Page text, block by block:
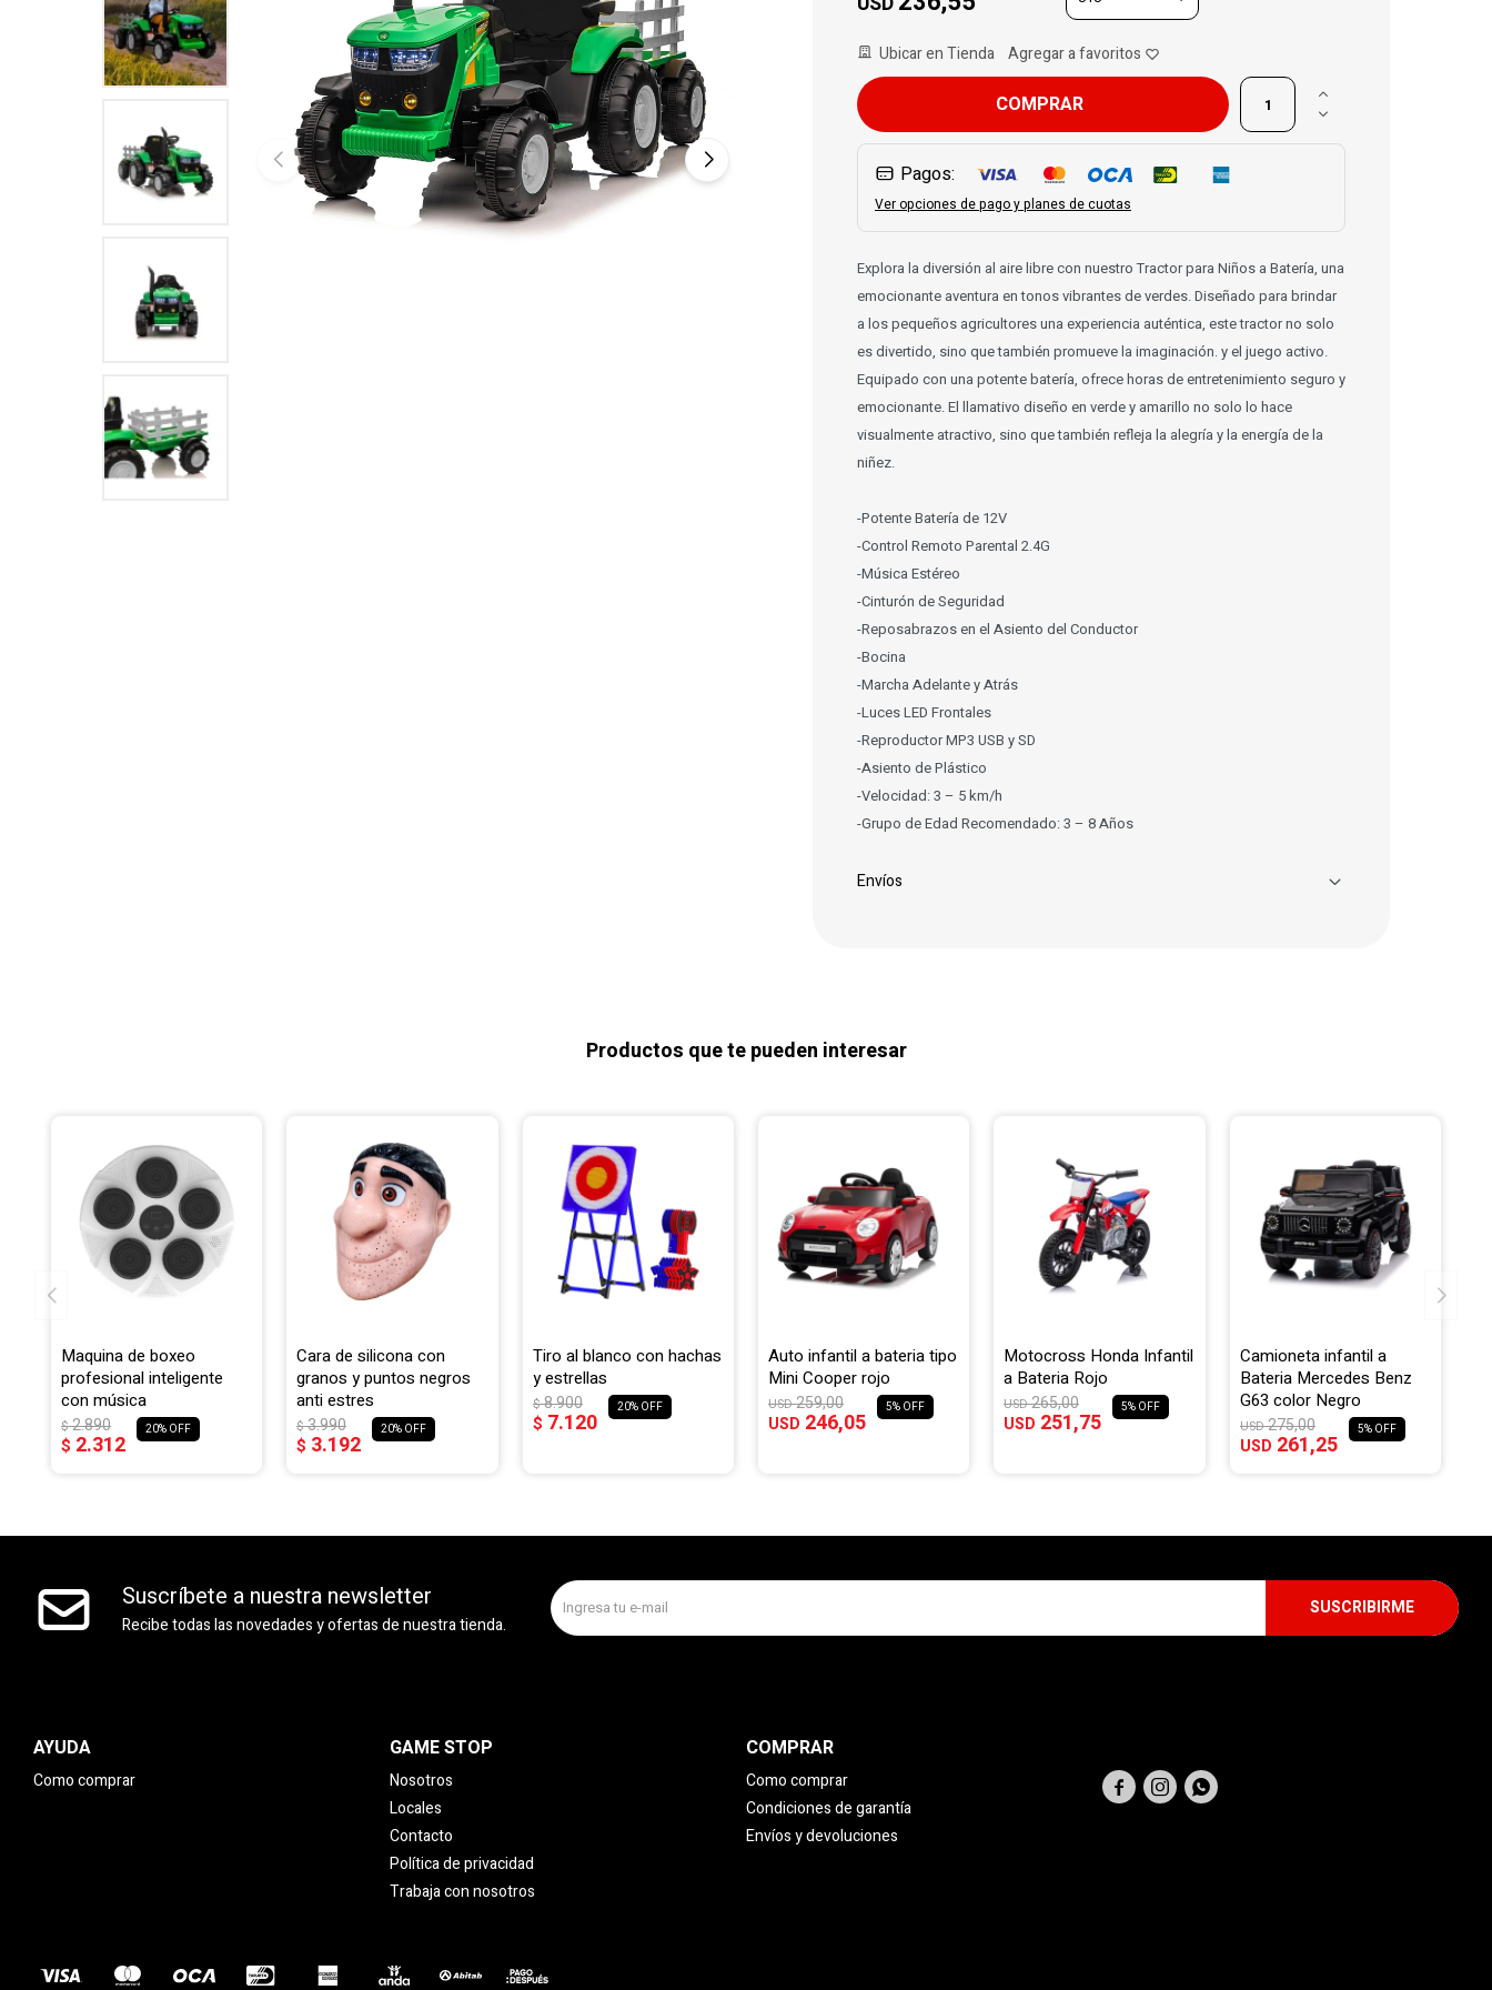
Ubicar en Tienda
COMPRAR


Pagos:
Ver opciones de pago y planes de cuotas
Explora la diversión al aire libre con nuestro Tractor para Niños a Batería, una
emocionante aventura en tonos vibrantes de verdes. Diseñado para brindar
a los pequeños agricultores una experiencia auténtica, este tractor no solo
es divertido, sino que también promueve la imaginación. y el juego activo.
Equipado con una potente batería, ofrece horas de entretenimiento seguro y
emocionante. El llamativo diseño en verde y amarillo no solo lo hace
visualmente atractivo, sino que también refleja la alegría y la energía de la
niñez.
-Potente Batería de 12V
-Control Remoto Parental 2.4G
-Música Estéreo
-Cinturón de Seguridad
-Reposabrazos en el Asiento del Conductor
-Bocina
-Marcha Adelante y Atrás
-Luces LED Frontales
-Reproductor MP3 USB y SD
-Asiento de Plástico
-Velocidad: 3 – 5 km/h
-Grupo de Edad Recomendado: 3 – 8 Años
Envíos
Productos que te pueden interesar
Maquina de boxeo
profesional inteligente
con música
$ 2.312
$2.890 20
Cara de silicona con
granos y puntos negros
anti estres
$ 3.192
$3.990 20
Tiro al blanco con hachas
y estrellas
$ 7.120
$8.900 20
Auto infantil a bateria tipo
Mini Cooper rojo
USD 246,05
USD259,00 5
Motocross Honda Infantil
a Bateria Rojo
USD 251,75
USD265,00 5
Camioneta infantil a
Bateria Mercedes Benz
G63 color Negro
USD 261,25
USD275,00 5
Suscríbete a nuestra newsletter
Recibe todas las novedades y ofertas de nuestra tienda.
SUSCRIBIRME
AYUDA
Como comprar
GAME STOP
Nosotros
Locales
Contacto
Política de privacidad
Trabaja con nosotros
COMPRAR
Como comprar
Condiciones de garantía
Envíos y devoluciones
  